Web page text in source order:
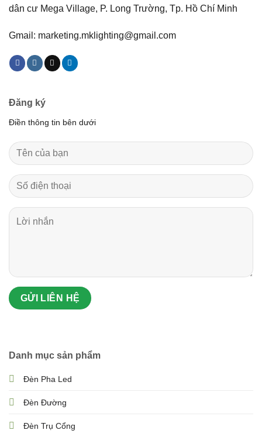
dân cư Mega Village, P. Long Trường, Tp. Hồ Chí Minh
Gmail: marketing.mklighting@gmail.com
Danh mục sản phẩm
Đèn Pha Led
Đèn Đường
Đèn Trụ Cổng
Đăng ký
Điền thông tin bên dưới